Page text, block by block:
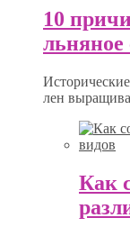
10
льняное
лен
Как